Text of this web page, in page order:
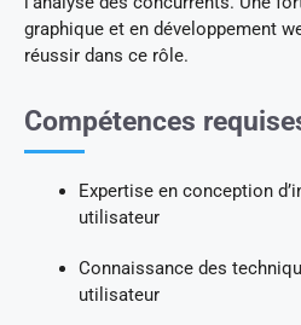
graphique et en développement
réussir dans ce rôle.
Compétences
Expertise en conception
utilisateur
Connaissance des
utilisateur